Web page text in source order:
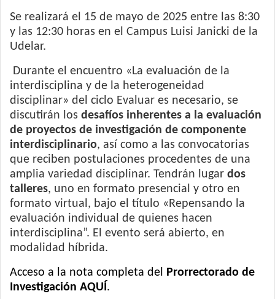
Se realizará el 15 de mayo de 2025 entre las 8:30
y las 12:30 horas en el Campus Luisi Janicki de la
Udelar.
Durante el encuentro «La evaluación de la
interdisciplina y de la heterogeneidad
disciplinar» del ciclo Evaluar es necesario, se
discutirán los desafíos inherentes a la evaluación
de proyectos de investigación de componente
interdisciplinario, así como a las convocatorias
que reciben postulaciones procedentes de una
amplia variedad disciplinar. Tendrán lugar dos
talleres, uno en formato presencial y otro en
formato virtual, bajo el título «Repensando la
evaluación individual de quienes hacen
interdisciplina”. El evento será abierto, en
modalidad híbrida.
Acceso a la nota completa del Prorrectorado de
Investigación AQUÍ.